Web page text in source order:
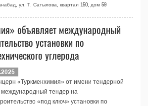
ул. Т. Сатылова, квартал 150, дом 59
объявляет международный
установки по
углерода
«Туркменхимия» от имени тендерной
международный тендер на
«под ключ» установки по